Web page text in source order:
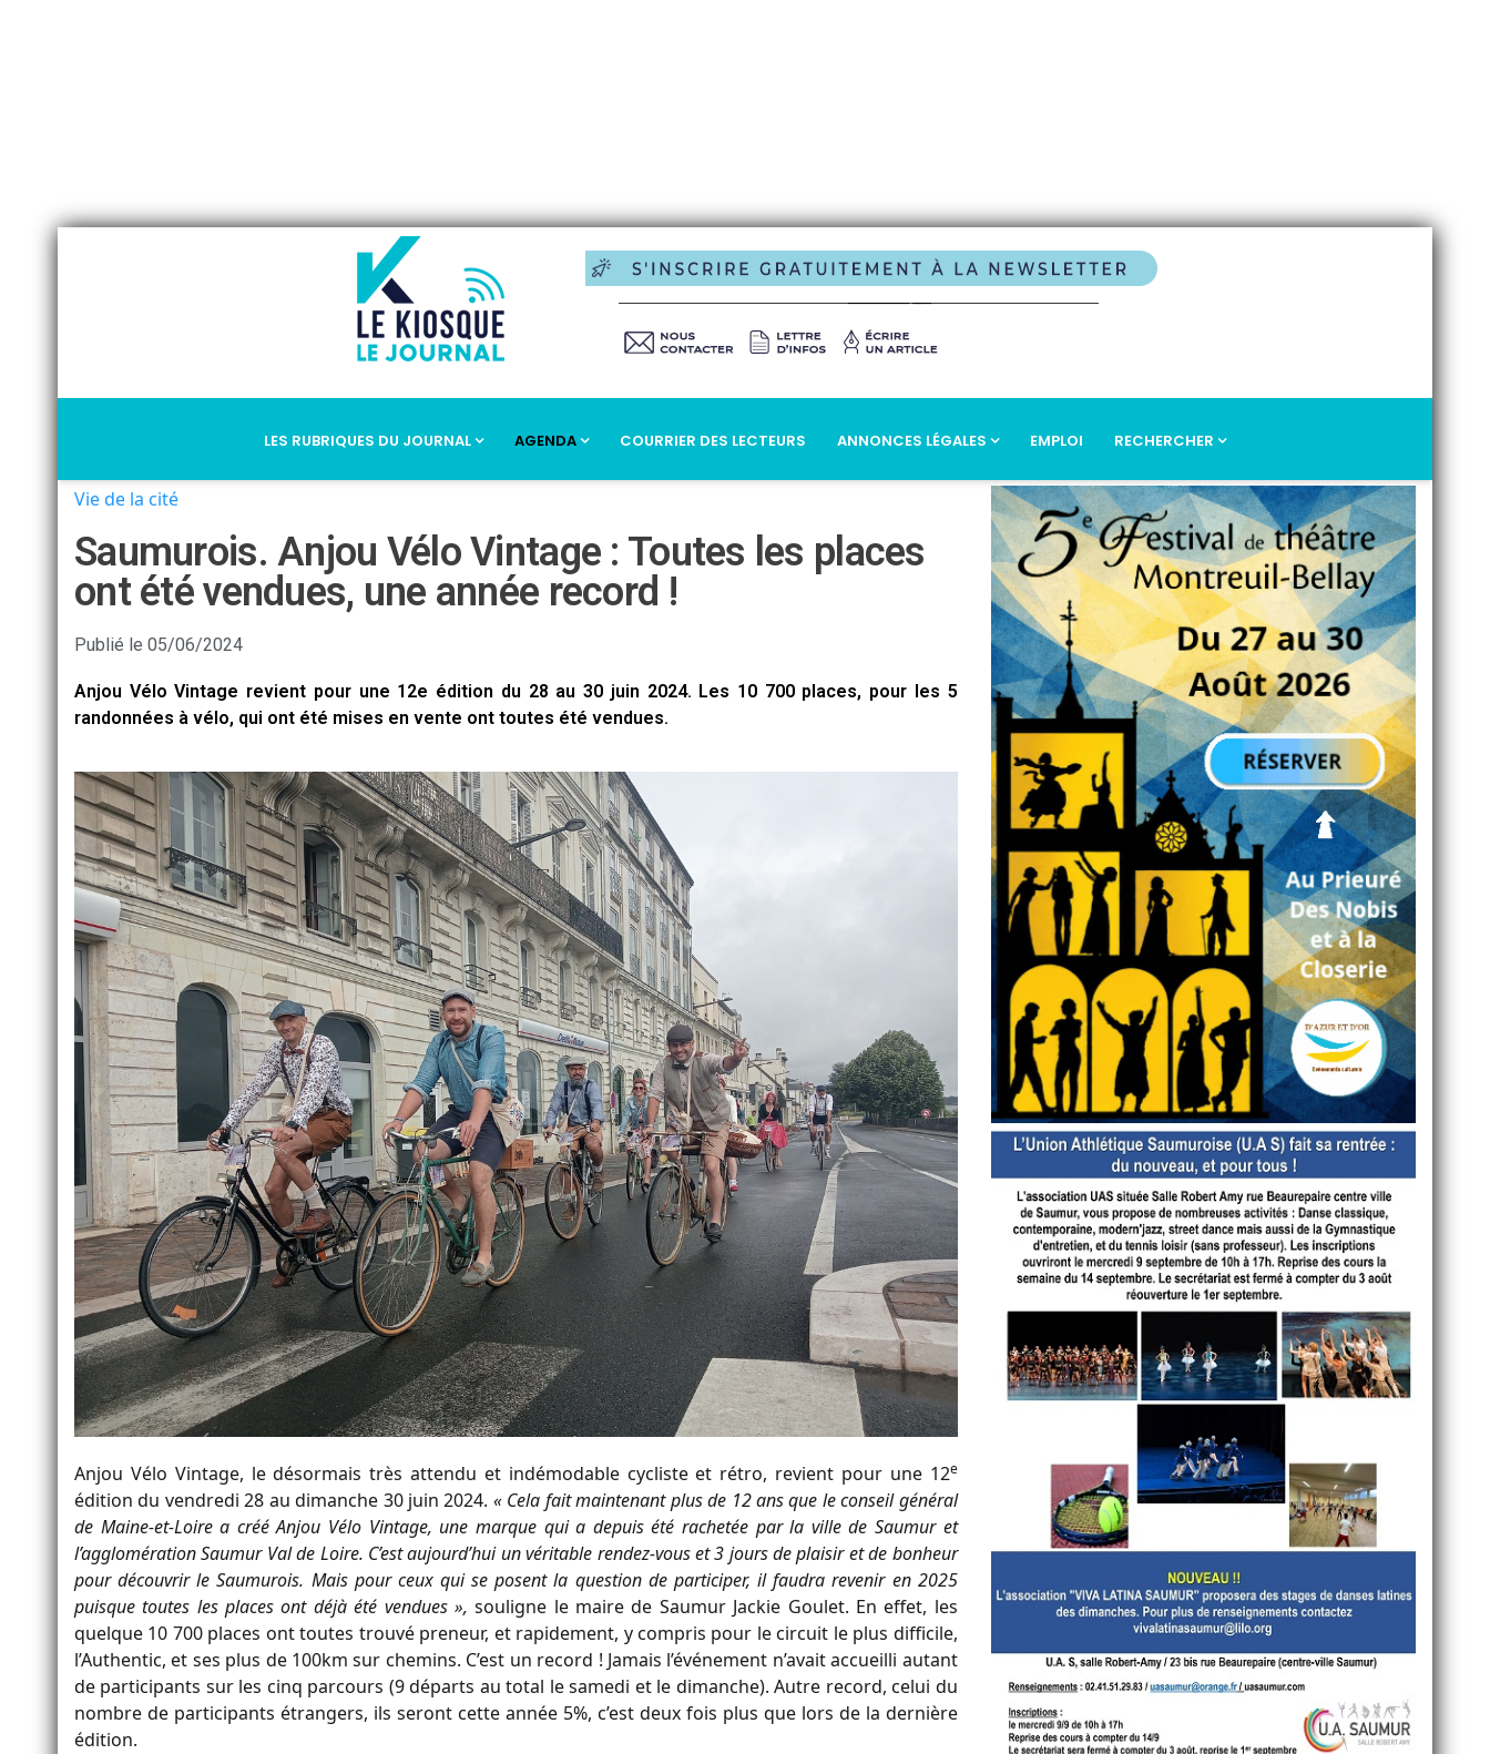
LES RUBRIQUES DU JOURNAL AGENDA COURRIER DES LECTEURS ANNONCES LÉGALES EMPLOI RECHERCHER
Vie de la cité
Saumurois. Anjou Vélo Vintage : Toutes les places
ont été vendues, une année record !
Publié le 05/06/2024
Anjou Vélo Vintage revient pour une 12e édition du 28 au 30 juin 2024. Les 10 700 places, pour les 5
randonnées à vélo, qui ont été mises en vente ont toutes été vendues.
Anjou Vélo Vintage, le désormais très attendu et indémodable cycliste et rétro, revient pour une 12e
édition du vendredi 28 au dimanche 30 juin 2024. « Cela fait maintenant plus de 12 ans que le conseil général
de Maine-et-Loire a créé Anjou Vélo Vintage, une marque qui a depuis été rachetée par la ville de Saumur et
l’agglomération Saumur Val de Loire. C’est aujourd’hui un véritable rendez-vous et 3 jours de plaisir et de bonheur
pour découvrir le Saumurois. Mais pour ceux qui se posent la question de participer, il faudra revenir en 2025
puisque toutes les places ont déjà été vendues », souligne le maire de Saumur Jackie Goulet. En effet, les
quelque 10 700 places ont toutes trouvé preneur, et rapidement, y compris pour le circuit le plus difficile,
l’Authentic, et ses plus de 100km sur chemins. C’est un record ! Jamais l’événement n’avait accueilli autant
de participants sur les cinq parcours (9 départs au total le samedi et le dimanche). Autre record, celui du
nombre de participants étrangers, ils seront cette année 5%, c’est deux fois plus que lors de la dernière
édition.